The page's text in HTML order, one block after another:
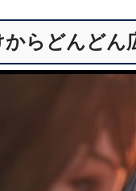
らどんどん